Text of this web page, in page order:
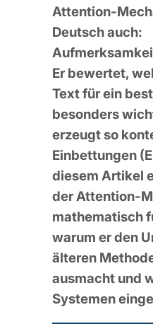
Attention-
Deutsch auch:
Er bewertet,
Text für ein
besonders
erzeugt so
Einbettungen
diesem Artikel
der Attention-
mathematisch
warum er den
älteren
ausmacht und
Systemen